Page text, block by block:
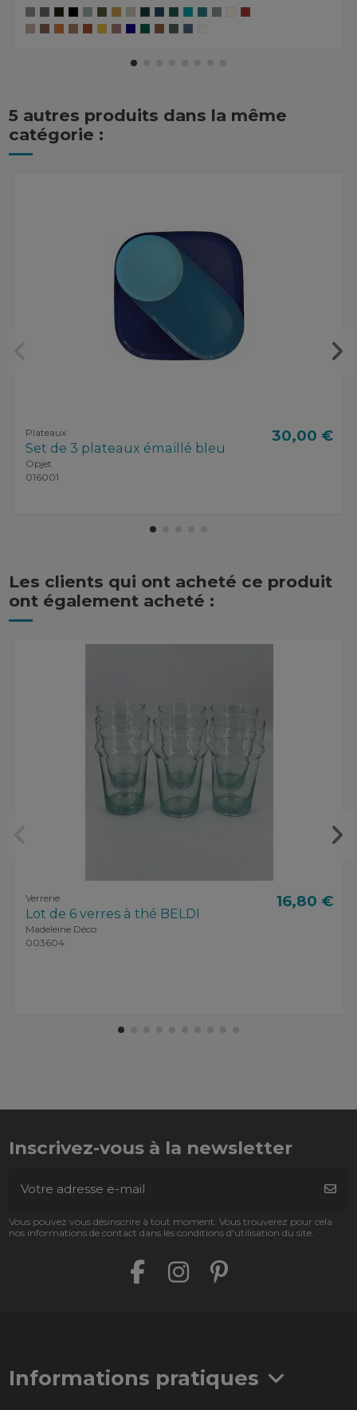
5 autres produits dans la même
catégorie :
Plateaux
Set de 3 plateaux émaillé bleu
Opjet
016001
30,00 €
Les clients qui ont acheté ce produit
ont également acheté :
Verrerie
Lot de 6 verres à thé BELDI
Madeleine Déco
003604
16,80 €
Inscrivez-vous à la newsletter
Vous pouvez vous désinscrire à tout moment. Vous trouverez pour cela
nos informations de contact dans les conditions d'utilisation du site.
Informations pratiques